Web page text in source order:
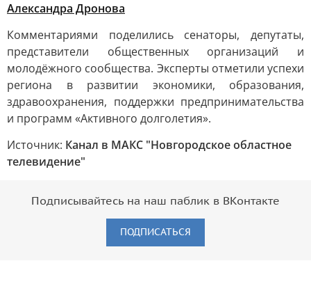
Александра Дронова
Комментариями поделились сенаторы, депутаты,
представители общественных организаций и
молодёжного сообщества. Эксперты отметили успехи
региона в развитии экономики, образования,
здравоохранения, поддержки предпринимательства
и программ «Активного долголетия».
Источник: Канал в МАКС "Новгородское областное
телевидение"
Подписывайтесь на наш паблик в ВКонтакте
ПОДПИСАТЬСЯ